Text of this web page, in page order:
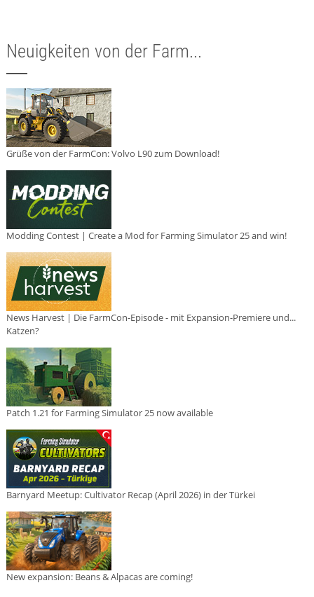
Neuigkeiten von der Farm...
Grüße von der FarmCon: Volvo L90 zum Download!
Modding Contest | Create a Mod for Farming Simulator 25 and win!
News Harvest | Die FarmCon-Episode - mit Expansion-Premiere und...
Katzen?
Patch 1.21 for Farming Simulator 25 now available
Barnyard Meetup: Cultivator Recap (April 2026) in der Türkei
New expansion: Beans & Alpacas are coming!